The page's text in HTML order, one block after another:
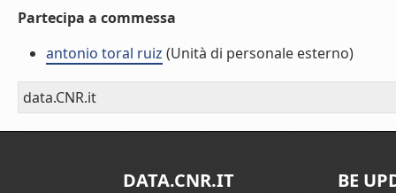
Partecipa a commessa
antonio toral ruiz (Unità di personale esterno)
data.CNR.it
DATA.CNR.IT BE